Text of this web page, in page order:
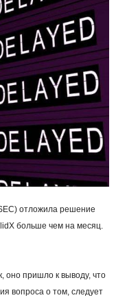
отложила решение
больше чем на месяц.
оно пришло к выводу, что
вопроса о том, следует